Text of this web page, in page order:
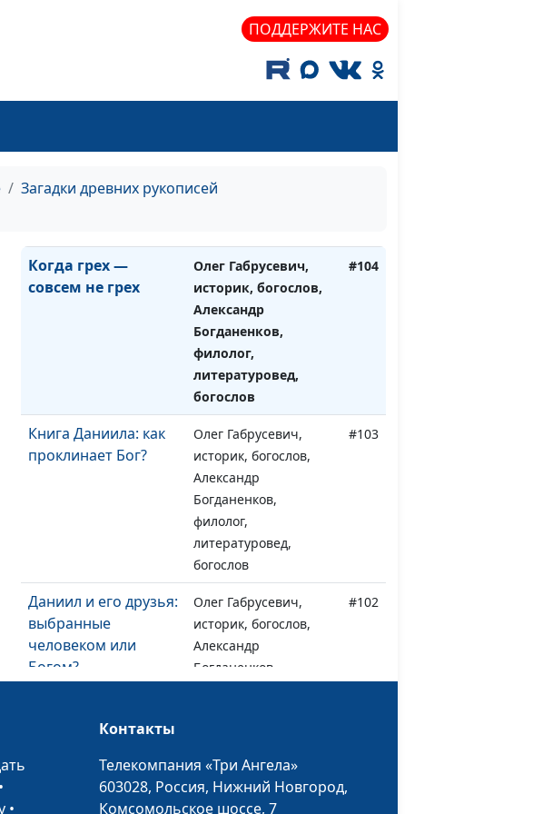
ПОДДЕРЖИТЕ НАС
Загадки древних рукописей
Эдуард Егизарян,
историк, библеист
Философия истории
Олег Габрусевич,
филолог,
#105
Когда грех —
совсем не грех
Олег Габрусевич,
историк, богослов,
Александр
Богданенков,
филолог,
литературовед,
богослов
#104
Книга Даниила: как
проклинает Бог?
Олег Габрусевич,
историк, богослов,
Александр
Богданенков,
филолог,
литературовед,
богослов
#103
Даниил и его друзья:
выбранные
человеком или
Богом?
Олег Габрусевич,
историк, богослов,
Александр
Богданенков,
#102
Даниил: чистота
пищи и верность
Олег Габрусевич,
историк, богослов,
•
•
Контакты
Телекомпания «Три Ангела»
603028, Россия, Нижний Новгород,
Комсомольское шоссе, 7